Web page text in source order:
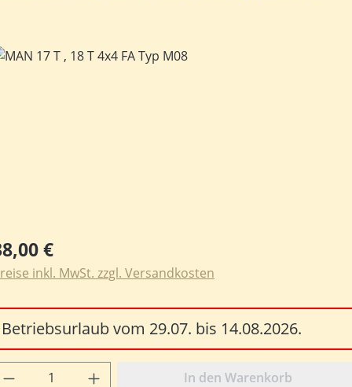
überspringen
Preis:
€
inkl. MwSt. zzgl. Versandkosten
Betriebsurlaub vom 29.07. bis 14.08.2026.
Anzahl: Gib den gewünschten
In den Warenkorb